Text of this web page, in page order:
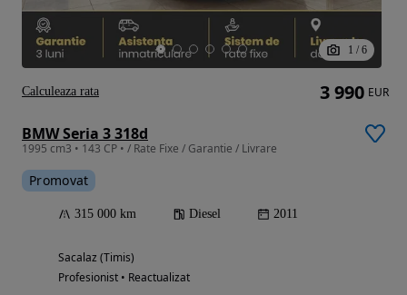
1 / 6
BMW Seria 3 318d
1995 cm3 • 143 CP • / Rate Fixe / Garantie / Livrare
Promovat
315 000 km Diesel 2011
Sacalaz (Timis)
Profesionist • Reactualizat
3 990 EUR
Calculeaza rata